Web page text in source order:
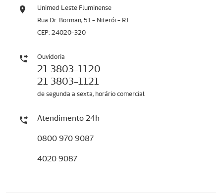
Unimed Leste Fluminense
Rua Dr. Borman, 51 - Niterói - RJ
CEP: 24020-320
Ouvidoria
21 3803-1120
21 3803-1121
de segunda a sexta, horário comercial
Atendimento 24h
0800 970 9087
4020 9087